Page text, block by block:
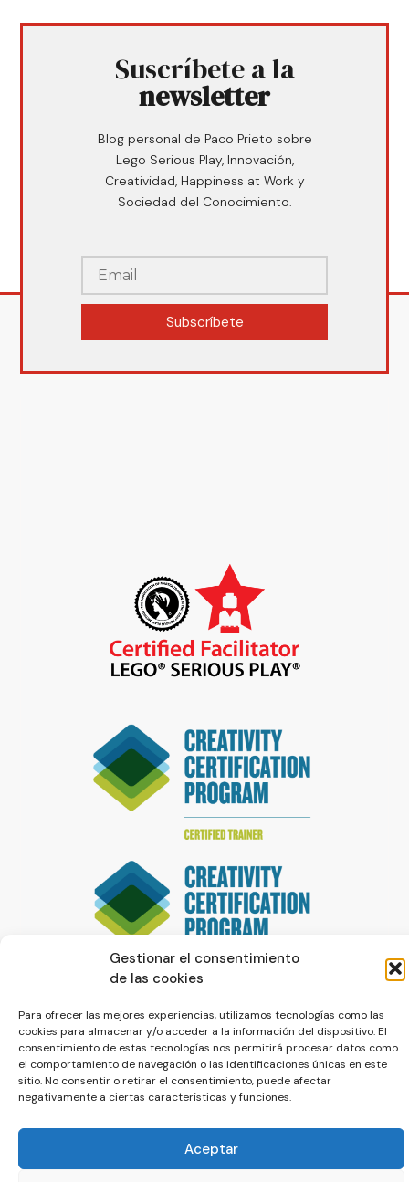
Gestionar el consentimiento
de las cookies
Para ofrecer las mejores experiencias, utilizamos tecnologías como las
cookies para almacenar y/o acceder a la información del dispositivo. El
consentimiento de estas tecnologías nos permitirá procesar datos como
el comportamiento de navegación o las identificaciones únicas en este
sitio. No consentir o retirar el consentimiento, puede afectar
negativamente a ciertas características y funciones.
Aceptar
Suscríbete a la
newsletter
Blog personal de Paco Prieto sobre
Lego Serious Play, Innovación,
Creatividad, Happiness at Work y
Sociedad del Conocimiento.
Subscríbete
© La Servilleta - El Blog de Paco Prieto
Política de privacidad